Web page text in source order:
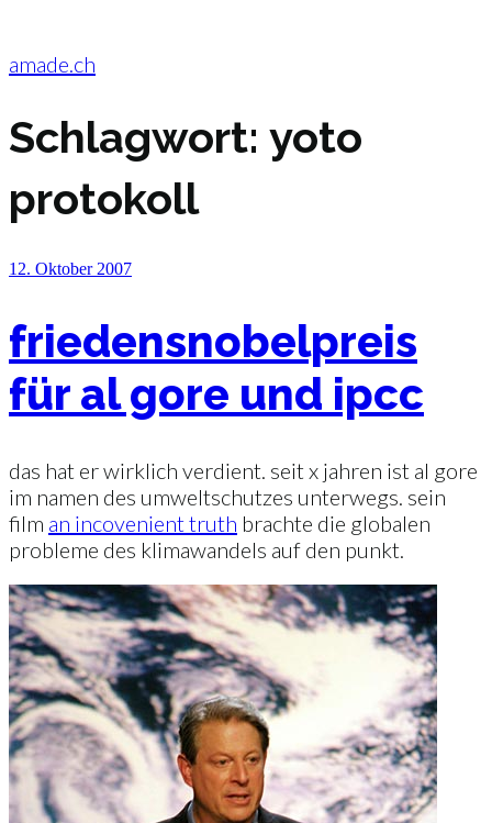
springen
amade.ch
Schlagwort: yoto
protokoll
Veröffentlicht
12. Oktober 2007
friedensnobelpreis
für al gore und ipcc
das hat er wirklich verdient. seit x jahren ist al gore
im namen des umweltschutzes unterwegs. sein
film an incovenient truth brachte die globalen
probleme des klimawandels auf den punkt.